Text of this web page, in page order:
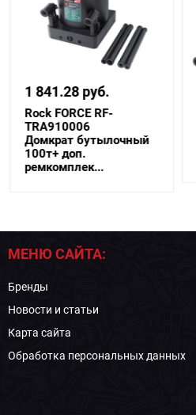
1 841.28 руб.
Rock FORCE RF-
TRA910006
Домкрат бутылочный
100т+ доп.
ремкомплек...
МЕНЮ САЙТА:
Бренды
Новости и статьи
Карта сайта
Обработка персональных данных